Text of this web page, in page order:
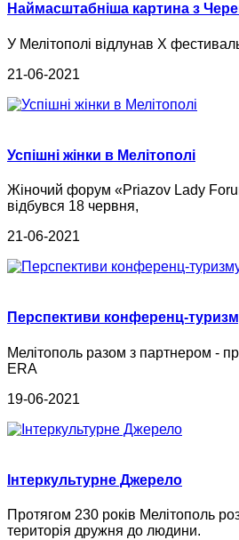
Наймасштабніша картина з
У Мелітополі відлунав Х
21-06-2021
Успішні жінки в Мелітополі
Жіночий форум «Priazov Lady
відбувся 18 червня,
21-06-2021
Перспективи конференц-
Мелітополь разом з партнером -
ERA
19-06-2021
Інтеркультурне Джерело
Протягом 230 років Мелітополь
територія дружня до людини.